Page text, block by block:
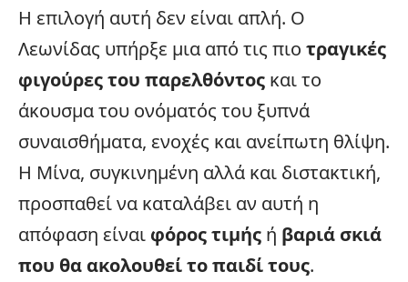
Η επιλογή αυτή δεν είναι απλή. Ο
Λεωνίδας υπήρξε μια από τις πιο τραγικές
φιγούρες του παρελθόντος και το
άκουσμα του ονόματός του ξυπνά
συναισθήματα, ενοχές και ανείπωτη θλίψη.
Η Μίνα, συγκινημένη αλλά και διστακτική,
προσπαθεί να καταλάβει αν αυτή η
απόφαση είναι φόρος τιμής ή βαριά σκιά
που θα ακολουθεί το παιδί τους.